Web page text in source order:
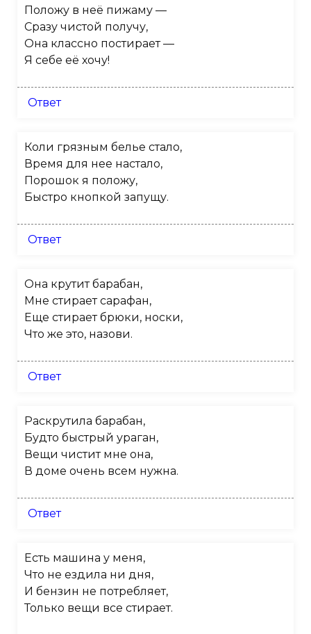
Положу в неё пижаму —
Сразу чистой получу,
Она классно постирает —
Я себе её хочу!
Ответ
Коли грязным белье стало,
Время для нее настало,
Порошок я положу,
Быстро кнопкой запущу.
Ответ
Она крутит барабан,
Мне стирает сарафан,
Еще стирает брюки, носки,
Что же это, назови.
Ответ
Раскрутила барабан,
Будто быстрый ураган,
Вещи чистит мне она,
В доме очень всем нужна.
Ответ
Есть машина у меня,
Что не ездила ни дня,
И бензин не потребляет,
Только вещи все стирает.